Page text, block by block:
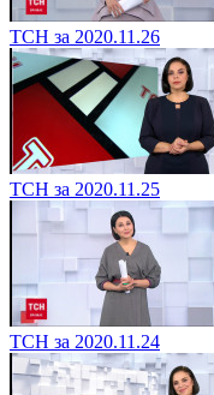
ТСН за 2020.11.26
ТСН за 2020.11.25
ТСН за 2020.11.24